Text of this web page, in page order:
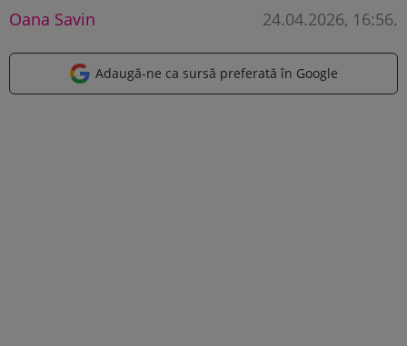
Oana Savin 24.04.2026, 16:56.
Adaugă-ne ca sursă preferată în Google